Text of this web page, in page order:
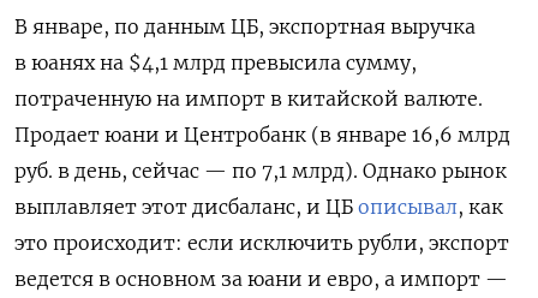
В январе, по данным ЦБ, экспортная выручка
в юанях на $4,1 млрд превысила сумму,
потраченную на импорт в китайской валюте.
Продает юани и Центробанк (в январе 16,6 млрд
руб. в день, сейчас — по 7,1 млрд). Однако рынок
выплавляет этот дисбаланс, и ЦБ описывал, как
это происходит: если исключить рубли, экспорт
ведется в основном за юани и евро, а импорт —